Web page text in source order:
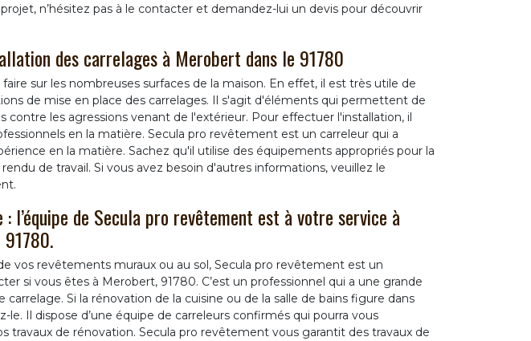
n’hésitez pas à le contacter et demandez-lui un devis pour découvrir
des carrelages à Merobert dans le 91780
sur les nombreuses surfaces de la maison. En effet, il est très utile de
de mise en place des carrelages. Il s'agit d'éléments qui permettent de
contre les agressions venant de l'extérieur. Pour effectuer l'installation, il
en la matière. Secula pro revêtement est un carreleur qui a
en la matière. Sachez qu'il utilise des équipements appropriés pour la
de travail. Si vous avez besoin d'autres informations, veuillez le
: l’équipe de Secula pro revêtement est à votre service à
vos revêtements muraux ou au sol, Secula pro revêtement est un
si vous êtes à Merobert, 91780. C’est un professionnel qui a une grande
carrelage. Si la rénovation de la cuisine ou de la salle de bains figure dans
Il dispose d’une équipe de carreleurs confirmés qui pourra vous
travaux de rénovation. Secula pro revêtement vous garantit des travaux de